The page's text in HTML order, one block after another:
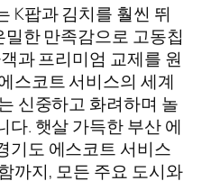
K팝과 김치를 훨씬 뛰
한 만족감으로 고동칩
과 프리미엄 교제를 원
스코트 서비스의 세계
신중하고 화려하며 놀
다. 햇살 가득한 부산 에
기도 에스코트 서비스
까지, 모든 주요 도시와